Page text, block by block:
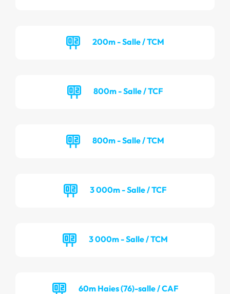
200m - Salle / TCM
800m - Salle / TCF
800m - Salle / TCM
3 000m - Salle / TCF
3 000m - Salle / TCM
60m Haies (76)-salle / CAF